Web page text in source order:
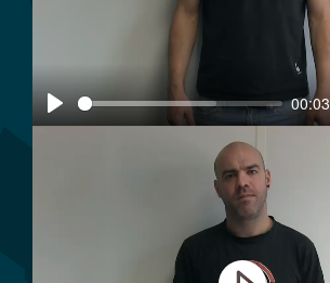
Play
00:03